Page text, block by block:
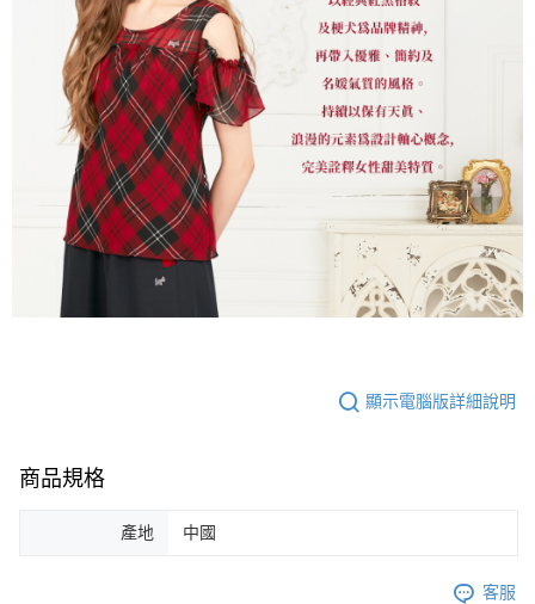
顯示電腦版詳細說明
商品規格
產地 中國
客服